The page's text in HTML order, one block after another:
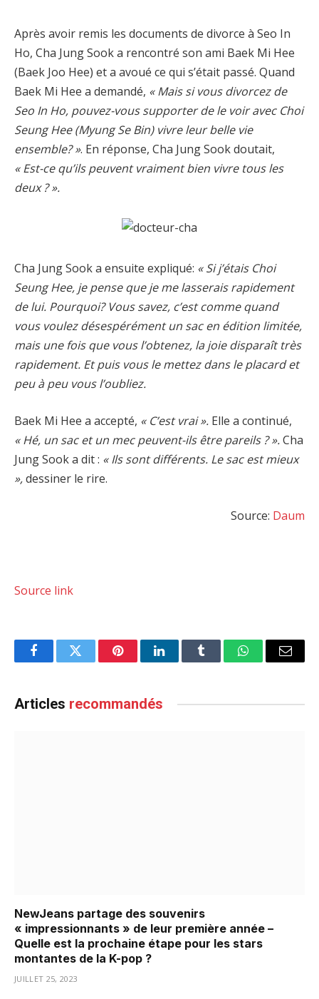
Après avoir remis les documents de divorce à Seo In
Ho, Cha Jung Sook a rencontré son ami Baek Mi Hee
(Baek Joo Hee) et a avoué ce qui s’était passé. Quand
Baek Mi Hee a demandé, « Mais si vous divorcez de
Seo In Ho, pouvez-vous supporter de le voir avec Choi
Seung Hee (Myung Se Bin) vivre leur belle vie
ensemble? ». En réponse, Cha Jung Sook doutait,
« Est-ce qu’ils peuvent vraiment bien vivre tous les
deux ? ».
Cha Jung Sook a ensuite expliqué: « Si j’étais Choi
Seung Hee, je pense que je me lasserais rapidement
de lui. Pourquoi? Vous savez, c’est comme quand
vous voulez désespérément un sac en édition limitée,
mais une fois que vous l’obtenez, la joie disparaît très
rapidement. Et puis vous le mettez dans le placard et
peu à peu vous l’oubliez.
Baek Mi Hee a accepté, « C’est vrai ». Elle a continué,
« Hé, un sac et un mec peuvent-ils être pareils ? ».Cha
Jung Sook a dit : « Ils sont différents. Le sac est mieux
»,dessiner le rire.
Source: Daum
Source link
FacebookTwitter PinterestLinkedInTumblr WhatsAppEmail
Articles recommandés
NewJeans partage des souvenirs
« impressionnants » de leur première année –
Quelle est la prochaine étape pour les stars
montantes de la K-pop ?
JUILLET 25, 2023